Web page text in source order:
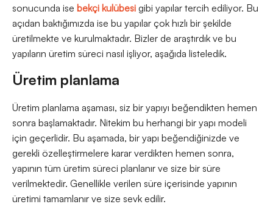
sonucunda ise bekçi kulübesi gibi yapılar tercih ediliyor. Bu
açıdan baktığımızda ise bu yapılar çok hızlı bir şekilde
üretilmekte ve kurulmaktadır. Bizler de araştırdık ve bu
yapıların üretim süreci nasıl işliyor, aşağıda listeledik.
Üretim planlama
Üretim planlama aşaması, siz bir yapıyı beğendikten hemen
sonra başlamaktadır. Nitekim bu herhangi bir yapı modeli
için geçerlidir. Bu aşamada, bir yapı beğendiğinizde ve
gerekli özelleştirmelere karar verdikten hemen sonra,
yapının tüm üretim süreci planlanır ve size bir süre
verilmektedir. Genellikle verilen süre içerisinde yapının
üretimi tamamlanır ve size sevk edilir.